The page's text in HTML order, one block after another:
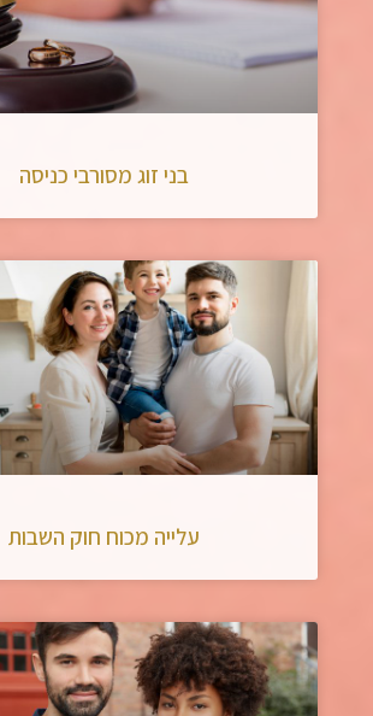
בני זוג מסורבי כניסה
עלייה מכוח חוק השבות